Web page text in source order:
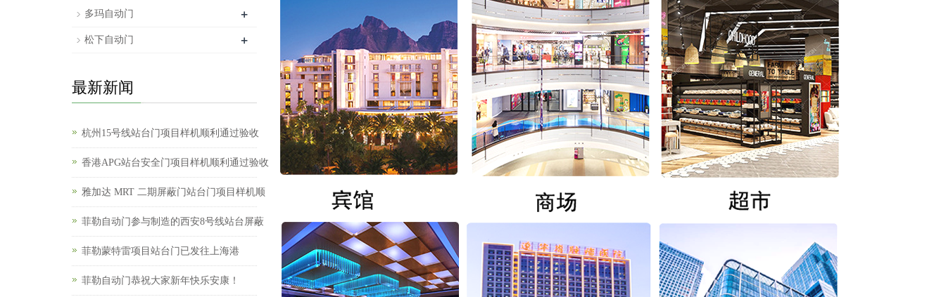
多玛自动门
+
松下自动门 +
最新新闻
杭州15号线站台门项目样机顺利通过验收
香港APG站台安全门项目样机顺利通过验收
雅加达 MRT 二期屏蔽门站台门项目样机顺
菲勒自动门参与制造的西安8号线站台屏蔽
菲勒蒙特雷项目站台门已发往上海港
菲勒自动门恭祝大家新年快乐安康！